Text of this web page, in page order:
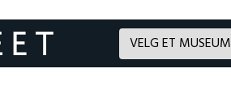
VELG ET MUSEUM